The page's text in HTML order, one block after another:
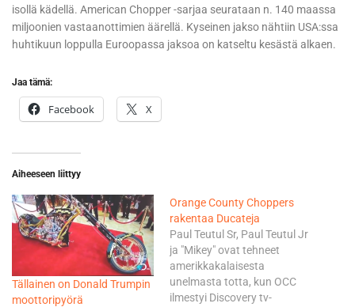
isollä kädellä. American Chopper -sarjaa seurataan n. 140 maassa
miljoonien vastaanottimien äärellä. Kyseinen jakso nähtiin USA:ssa
huhtikuun loppulla Euroopassa jaksoa on katseltu kesästä alkaen.
Jaa tämä:
Facebook X
Aiheeseen liittyy
Tällainen on Donald Trumpin
moottoripyörä
Orange County Choppers
rakentaa Ducateja
Paul Teutul Sr, Paul Teutul Jr
ja "Mikey" ovat tehneet
amerikkakalaisesta
unelmasta totta, kun OCC
ilmestyi Discovery tv-